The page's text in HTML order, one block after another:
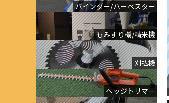
バインダー/ハーベスター
もみすり機/精米機
刈払機
ヘッジトリマー